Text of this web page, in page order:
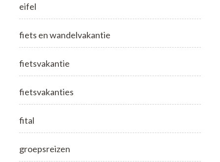
eifel
fiets en wandelvakantie
fietsvakantie
fietsvakanties
fital
groepsreizen